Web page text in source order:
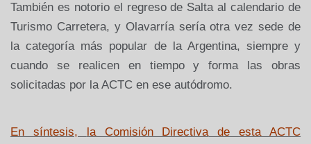
También es notorio el regreso de Salta al calendario de
Turismo Carretera, y Olavarría sería otra vez sede de
la categoría más popular de la Argentina, siempre y
cuando se realicen en tiempo y forma las obras
solicitadas por la ACTC en ese autódromo.
En síntesis, la Comisión Directivade esta ACTC